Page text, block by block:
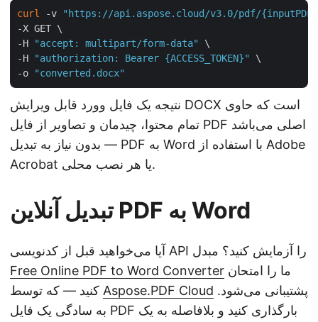
curl -v
"https://api.aspose.cloud/v3.0/pdf/{inputPDF}/
-X GET \
-H
"accept: multipart/form-data"
\
-H
"authorization: Bearer {ACCESS_TOKEN}"
\
-o
"converted.docx"
نتیجه یک فایل وورد قابل ویرایش DOCX است که حاوی
تمام محتوا، چیدمان و تصاویر از فایل PDF اصلی می‌باشد
— بدون نیاز به تبدیل PDF به Word با استفاده از Adobe
Acrobat یا هر نصب محلی.
تبدیل آنلاین PDF به Word
آیا می‌خواهید قبل از کدنویسی API را آزمایش کنید؟ مبدل
Free Online PDF to Word Converter
Aspose.PDF Cloud
به سادگی یک فایل PDF بارگذاری کنید و بلافاصله به یک